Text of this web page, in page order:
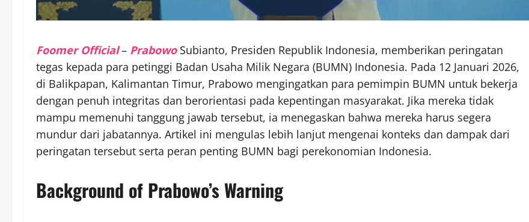
Foomer Official– PrabowoSubianto, Presiden Republik Indonesia, memberikan peringatan
tegas kepada para petinggi Badan Usaha Milik Negara (BUMN) Indonesia. Pada 12 Januari 2026,
di Balikpapan, Kalimantan Timur, Prabowo mengingatkan para pemimpin BUMN untuk bekerja
dengan penuh integritas dan berorientasi pada kepentingan masyarakat. Jika mereka tidak
mampu memenuhi tanggung jawab tersebut, ia menegaskan bahwa mereka harus segera
mundur dari jabatannya. Artikel ini mengulas lebih lanjut mengenai konteks dan dampak dari
peringatan tersebut serta peran penting BUMN bagi perekonomian Indonesia.
Background of Prabowo’s Warning